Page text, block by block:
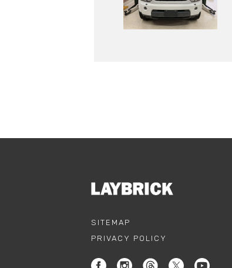
SITEMAP
PRIVACY POLICY